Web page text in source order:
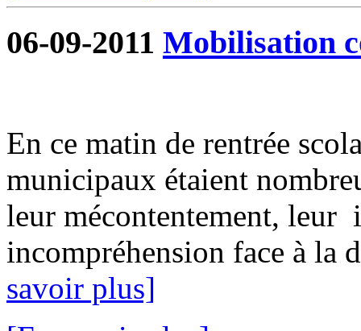
06-09-2011 Mobilisation
En ce matin de rentrée
municipaux étaient
leur mécontentement, leur
incompréhension face à la
savoir plus]